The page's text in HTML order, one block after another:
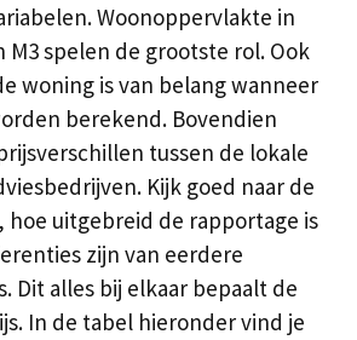
Woonoppervlakte in
M3 spelen de grootste rol. Ook
woning is van belang wanneer
berekend. Bovendien
tussen de lokale
Kijk goed naar de
uitgebreid de rapportage is
zijn van eerdere
Dit alles bij elkaar bepaalt de
In de tabel hieronder vind je